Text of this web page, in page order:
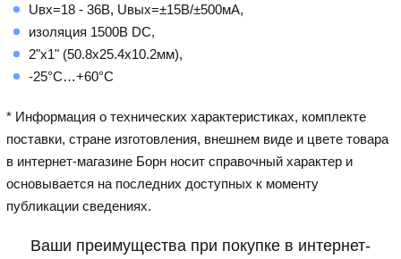
Uвх=18 - 36В, Uвых=±15В/±500мА,
изоляция 1500В DC,
2"x1" (50.8х25.4х10.2мм),
-25°С…+60°С
* Информация о технических характеристиках, комплекте
поставки, стране изготовления, внешнем виде и цвете товара
в интернет-магазине Борн носит справочный характер и
основывается на последних доступных к моменту
публикации сведениях.
Ваши преимущества при покупке в интернет-